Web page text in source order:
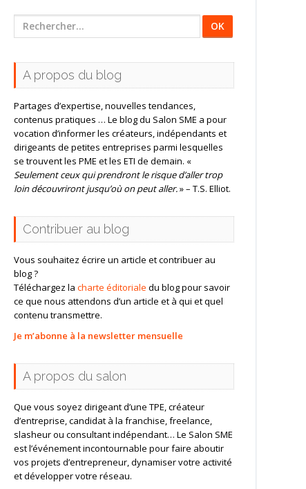
Rechercher
:
A propos du blog
Partages d’expertise, nouvelles tendances,
contenus pratiques … Le blog du Salon SME a pour
vocation d’informer les créateurs, indépendants et
dirigeants de petites entreprises parmi lesquelles
se trouvent les PME et les ETI de demain. «
Seulement ceux qui prendront le risque d’aller trop
loin découvriront jusqu’où on peut aller.» – T.S. Elliot.
Contribuer au blog
Vous souhaitez écrire un article et contribuer au
blog ?
Téléchargez lacharte éditoriale du blog pour savoir
ce que nous attendons d’un article et à qui et quel
contenu transmettre.
Je m’abonne à la newsletter mensuelle
A propos du salon
Que vous soyez dirigeant d’une TPE, créateur
d’entreprise, candidat à la franchise, freelance,
slasheur ou consultant indépendant… Le Salon SME
est l’événement incontournable pour faire aboutir
vos projets d’entrepreneur, dynamiser votre activité
et développer votre réseau.